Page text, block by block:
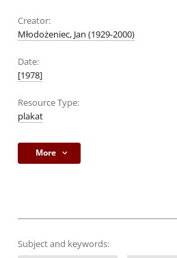
Creator:
Młodożeniec, Jan (1929-2000)
Date:
[1978]
Resource Type:
plakat
More
Subject and keywords: